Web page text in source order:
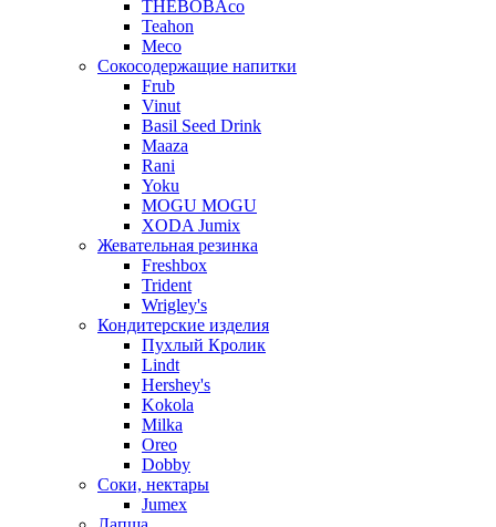
THEBOBAco
Teahon
Meco
Сокосодержащие напитки
Frub
Vinut
Basil Seed Drink
Maaza
Rani
Yoku
MOGU MOGU
XODA Jumix
Жевательная резинка
Freshbox
Trident
Wrigley's
Кондитерские изделия
Пухлый Кролик
Lindt
Hershey's
Kokola
Milka
Oreo
Dobby
Соки, нектары
Jumex